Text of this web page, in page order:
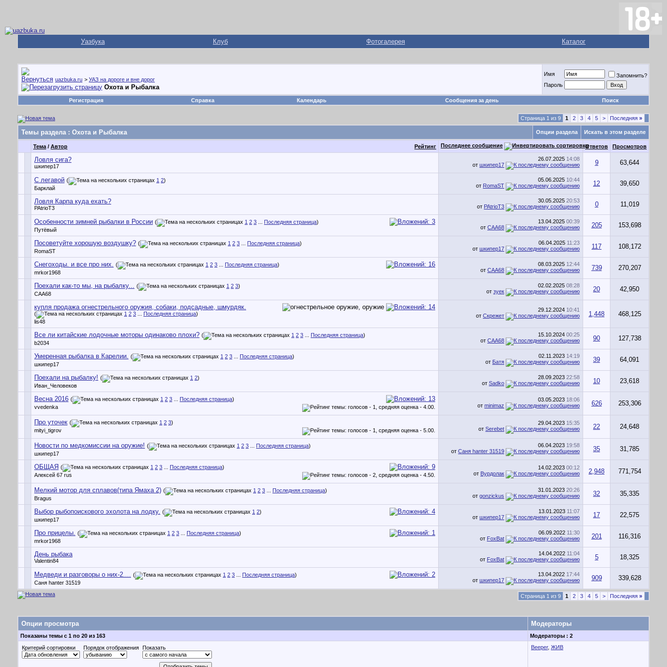
Уазбука Клуб Фотогалерея Каталог
uazbuka.ru > УАЗ на дороге и вне дорог
Охота и Рыбалка
Имя
Запомнить?
Пароль
Регистрация Справка Календарь Сообщения за день Поиск
Страница 1 из 9 1 2 3 4 5 > Последняя »
Темы раздела: Охота и Рыбалка Опции раздела Искать в этом разделе
Рейтинг
Тема / Автор Последнее сообщение Ответов Просмотров
Ловля сига?
шкипер17
26.07.2025 14:08
от шкипер17 9 63,644
С легавой ( 1 2)
Барклай
05.06.2025 10:44
от RomaST 12 39,650
Ловля Карпа куда ехать?
PAtrioT3
30.05.2025 20:53
от PAtrioT3 0 11,019
Особенности зимней рыбалки в России ( 1 2 3 Последняя страница)
Путёвый
13.04.2025 00:39
от CAA68 205 153,698
Посоветуйте хорошую воздушку? ( 1 2 3 Последняя страница)
RomaST
06.04.2025 11:23
от шкипер17 117 108,172
Снегоходы. и все про них. ( 1 2 3 Последняя страница)
mrkor1968
08.03.2025 12:44
от CAA68 739 270,207
Поехали как-то мы, на рыбалку... ( 1 2 3)
CAA68
02.02.2025 08:28
от зуек 20 42,950
купля продажа огнестрельного оружия, собаки, подсадные, шмурдяк.
( 1 2 3 Последняя страница)
lis48
29.12.2024 10:41
от Скрежет 1,448 468,125
Все ли китайские лодочные моторы одинаково плохи? ( 1 2 3 Последняя страница)
b2034
15.10.2024 00:25
от CAA68 90 127,738
Умеренная рыбалка в Карелии. ( 1 2 3 Последняя страница)
шкипер17
02.11.2023 14:19
от Батя 39 64,091
Поехали на рыбалку! ( 1 2)
Иван_Человеков
28.09.2023 22:58
от Sadko 10 23,618
Весна 2016 ( 1 2 3 Последняя страница)
vvedenka
03.05.2023 18:06
от minimaz 626 253,306
Про уточек ( 1 2 3)
mityi_tigrov
29.04.2023 15:35
от Serebet 22 24,648
Новости по медкомиссии на оружие! ( 1 2 3 Последняя страница)
шкипер17
06.04.2023 19:58
от Саня hanter 31519 35 31,785
ОБЩАЯ ( 1 2 3 Последняя страница)
Алексей 67 rus
14.02.2023 00:12
от Вурдолак 2,948 771,754
Мелкий мотор для сплавов(типа Ямаха 2) ( 1 2 3 Последняя страница)
Bragus
31.01.2023 20:26
от gonzickus 32 35,335
Выбор рыбопоискового эхолота на лодку. ( 1 2)
шкипер17
13.01.2023 11:07
от шкипер17 17 22,575
Про прицелы. ( 1 2 3 Последняя страница)
mrkor1968
06.09.2022 11:30
от FoxBat 201 116,316
День рыбака
Valentin84
14.04.2022 11:04
от FoxBat 5 18,325
Медведи и разговоры о них-2.... ( 1 2 3 Последняя страница)
Саня hanter 31519
13.04.2022 17:44
от шкипер17 909 339,628
Страница 1 из 9 1 2 3 4 5 > Последняя »
Опции просмотра Модераторы
Показаны темы с 1 по 20 из 163
Модераторы : 2
Критерий сортировки
Порядок отображения Показать Beeper, ЖИВ